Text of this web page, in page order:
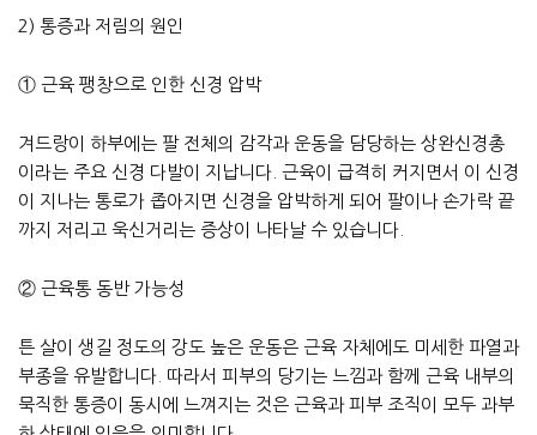
2) 통증과 저림의 원인
① 근육 팽창으로 인한 신경 압박
겨드랑이 하부에는 팔 전체의 감각과 운동을 담당하는 상완신경총
이라는 주요 신경 다발이 지납니다. 근육이 급격히 커지면서 이 신경
이 지나는 통로가 좁아지면 신경을 압박하게 되어 팔이나 손가락 끝
까지 저리고 욱신거리는 증상이 나타날 수 있습니다.
② 근육통 동반 가능성
튼 살이 생길 정도의 강도 높은 운동은 근육 자체에도 미세한 파열과
부종을 유발합니다. 따라서 피부의 당기는 느낌과 함께 근육 내부의
묵직한 통증이 동시에 느껴지는 것은 근육과 피부 조직이 모두 과부